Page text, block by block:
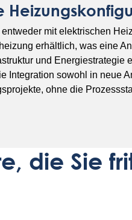
entweder mit elektrischen
erhältlich, was eine
und Energiestrategie
Integration sowohl in neue
ohne die
die Sie